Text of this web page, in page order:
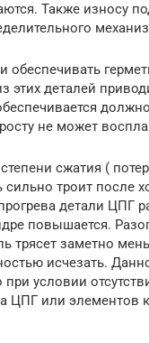
Также износу
обеспечивать
этих деталей
не может
сжатия (
троит после
детали ЦПГ
повышается.
трясет заметно
исчезать.
условии
ЦПГ или элементов